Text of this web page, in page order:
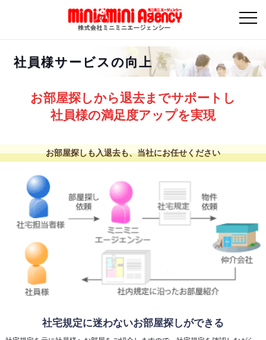
社員様サービスの向上
お部屋探しから退去までサポートし
社員様の満足度アップを実現
お部屋探しも入退去も、当社にお任せください
社宅規定に迷わないお部屋探しができる